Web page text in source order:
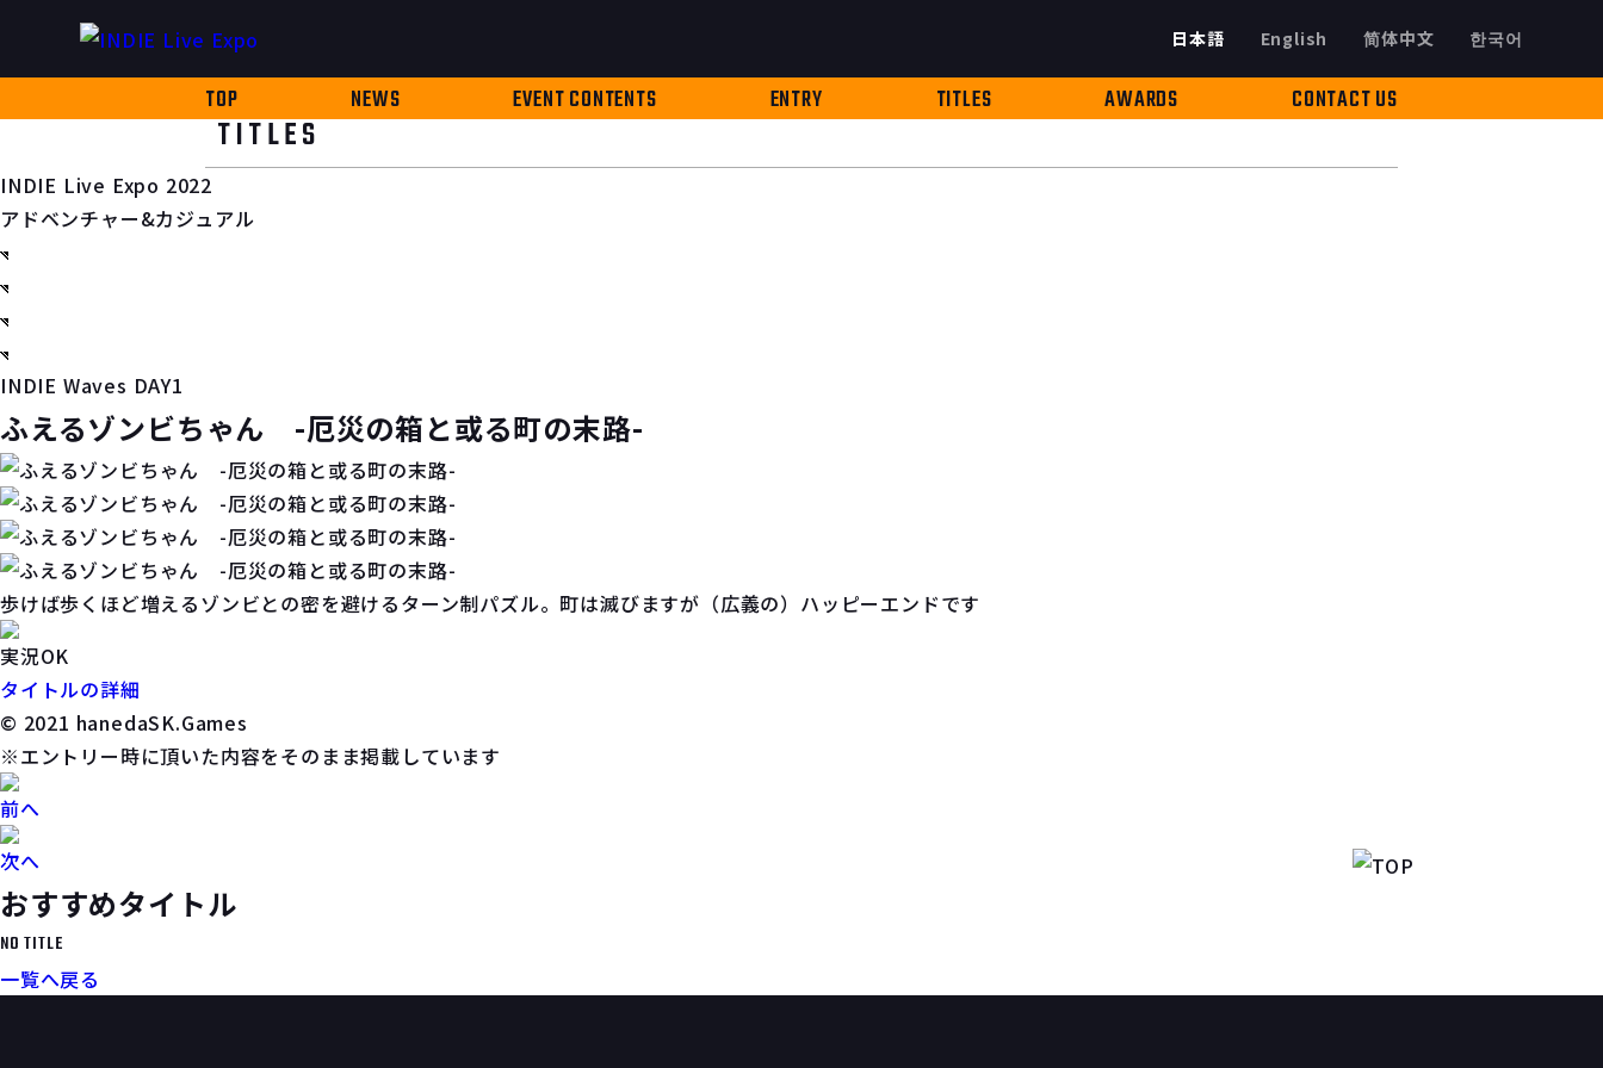
日本語 한국어
English 简体中文
TOP NEWS EVENT CONTENTS ENTRY TITLES AWARDS CONTACT US
TITLES
INDIE Live Expo 2022
アドベンチャー&カジュアル
INDIE Waves DAY1
ふえるゾンビちゃん -厄災の箱と或る町の末路-
歩けば歩くほど増えるゾンビとの密を避けるターン制パズル。町は滅びますが（広義の）ハッピーエンドです
実況OK
タイトルの詳細
© 2021 hanedaSK.Games
※エントリー時に頂いた内容をそのまま掲載しています
前へ
次へ
おすすめタイトル
NO TITLE
一覧へ戻る